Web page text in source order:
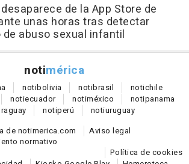
de la App Store de
unas horas tras detectar
abuso sexual infantil
notimérica
notibolivia notibrasil notichile
notiecuador notiméxico notipanama
notiperú notiuruguay
de notimerica.com
Aviso legal
normativo
Política de cookies